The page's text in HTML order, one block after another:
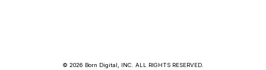
© 2026 Born Digital, INC. ALL RIGHTS RESERVED.